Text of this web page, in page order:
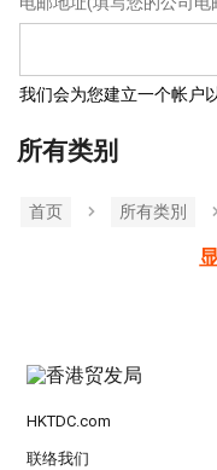
我们会为您建立一个帐户
所有类别
首页 所有类別
HKTDC.com
联络我们